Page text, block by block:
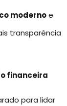
modernoe
transparência
financeira
para lidar